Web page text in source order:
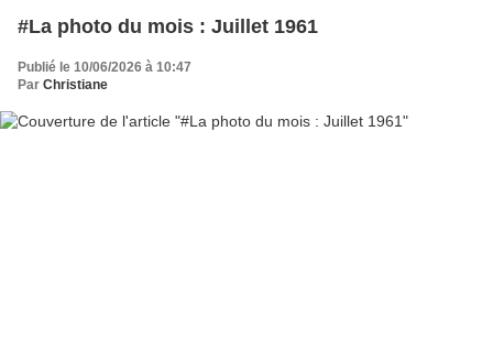
#La photo du mois : Juillet 1961
Publié le 10/06/2026 à 10:47
Par Christiane